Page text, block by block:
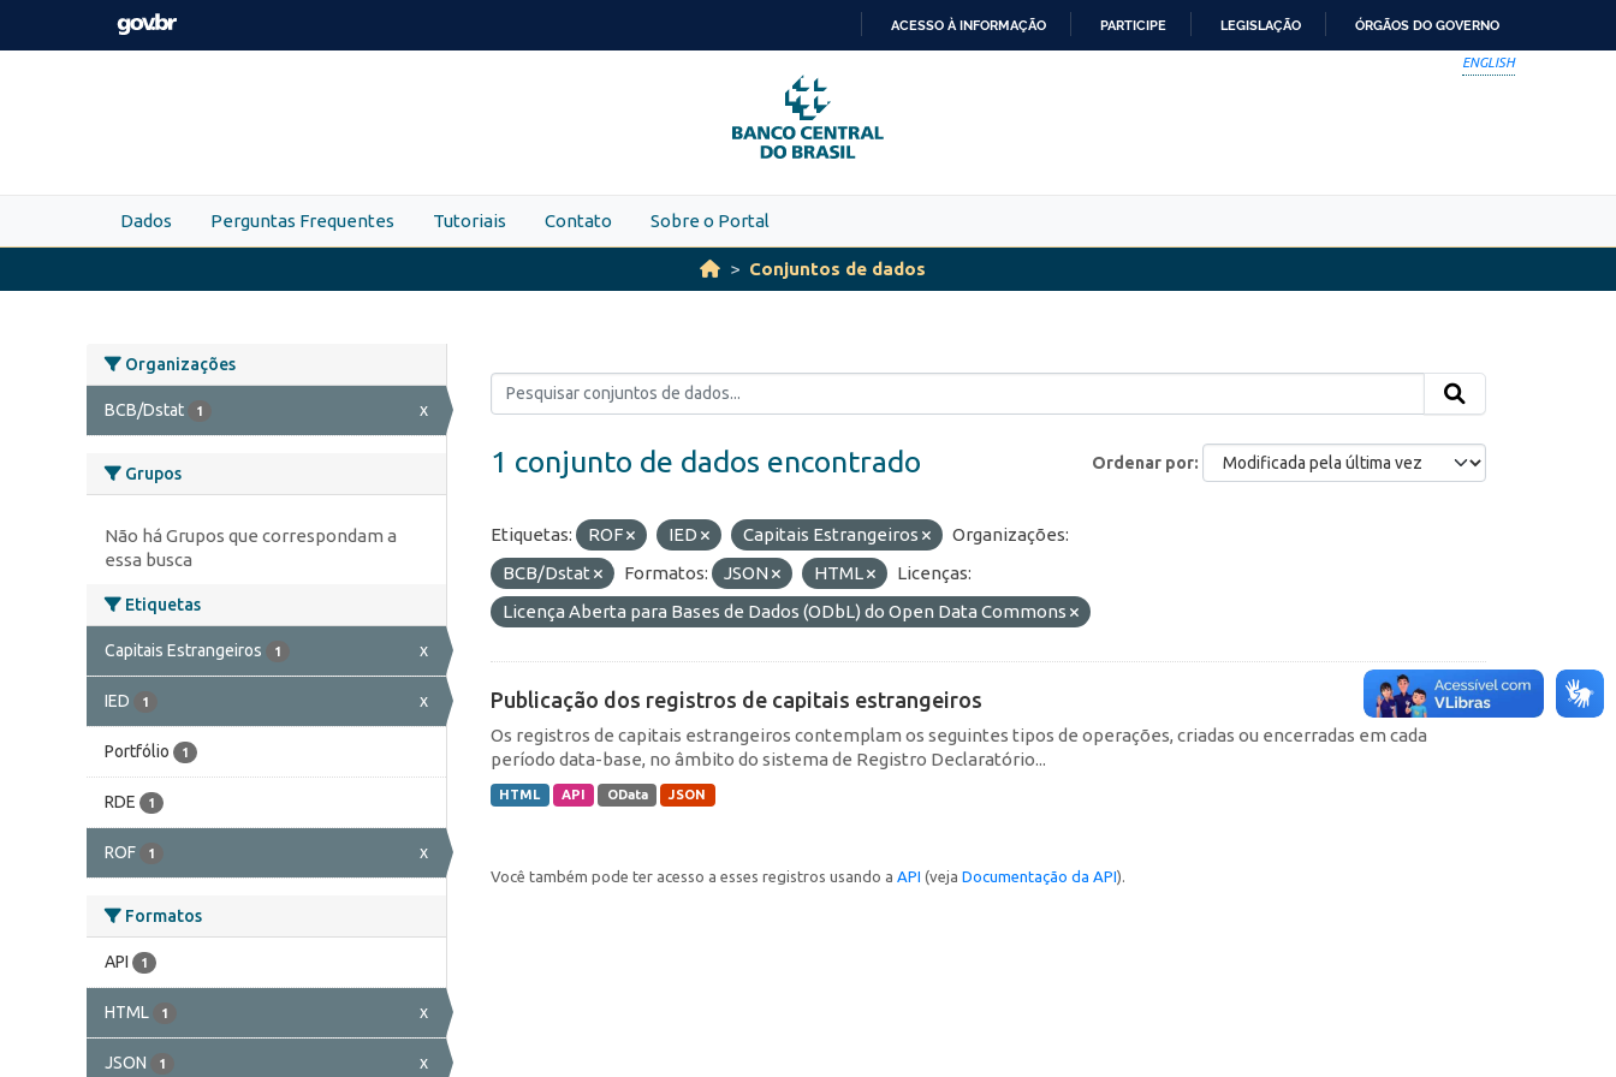
Skip to main content
PARA
O
CONTEÚDO
ACESSO À INFORMAÇÃO PARTICIPE LEGISLAÇÃO ÓRGÃOS DO GOVERNO
ENGLISH
Dados Perguntas Frequentes Tutoriais Contato Sobre o Portal
Conjuntos de dados
Organizações
BCB/Dstat 1 x
Grupos
Não há Grupos que correspondam a
essa busca
Etiquetas
Capitais Estrangeiros 1 x
IED 1 x
Portfólio 1
RDE 1
ROF 1 x
Formatos
API 1
HTML 1 x
JSON 1 x
Ordenar por
1 conjunto de dados encontrado
Etiquetas: ROF IED Capitais Estrangeiros
Organizações:
BCB/Dstat
Formatos: JSON HTML
Licenças:
Licença Aberta para Bases de Dados (ODbL) do Open Data Commons
Publicação dos registros de capitais estrangeiros
Os registros de capitais estrangeiros contemplam os seguintes tipos de operações, criadas ou encerradas em cada
período data-base, no âmbito do sistema de Registro Declaratório...
HTML API OData JSON
Você também pode ter acesso a esses registros usando a API (veja Documentação da API).